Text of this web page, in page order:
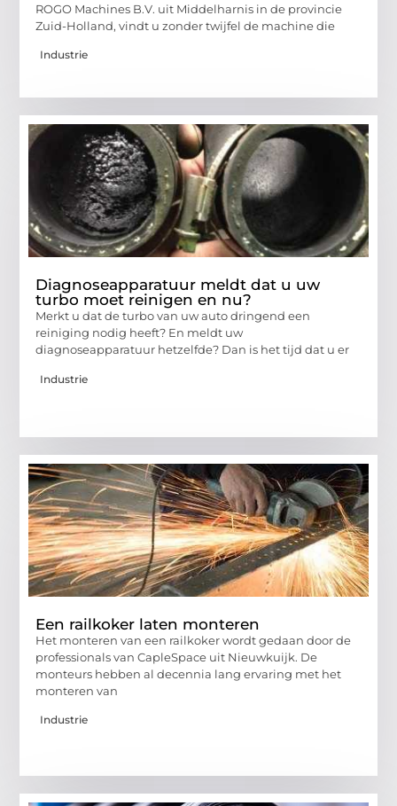
ROGO Machines B.V. uit Middelharnis in de provincie
Zuid-Holland, vindt u zonder twijfel de machine die
Industrie
Diagnoseapparatuur meldt dat u uw
turbo moet reinigen en nu?
Merkt u dat de turbo van uw auto dringend een
reiniging nodig heeft? En meldt uw
diagnoseapparatuur hetzelfde? Dan is het tijd dat u er
Industrie
Een railkoker laten monteren
Het monteren van een railkoker wordt gedaan door de
professionals van CapleSpace uit Nieuwkuijk. De
monteurs hebben al decennia lang ervaring met het
monteren van
Industrie